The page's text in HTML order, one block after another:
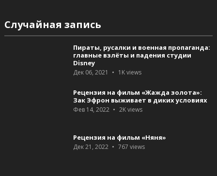
Случайная запись
Пираты, русалки и военная пропаганда:
главные взлёты и падения студии
Disney
Дек 06, 2021 1Kviews
Рецензия на фильм «Жажда золота»:
Зак Эфрон выживает в диких условиях
Фев 14, 2022 2Kviews
Рецензия на фильм «Няня»
Дек 21, 2022 767 views